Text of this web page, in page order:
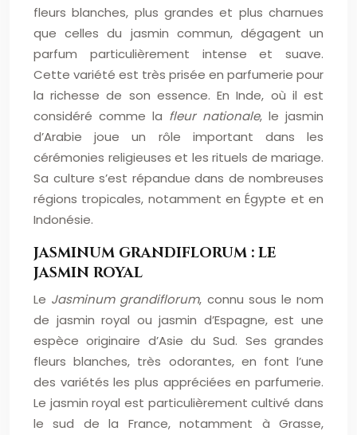
fleurs blanches, plus grandes et plus charnues
que celles du jasmin commun, dégagent un
parfum particulièrement intense et suave.
Cette variété est très prisée en parfumerie pour
la richesse de son essence. En Inde, où il est
considéré comme la fleur nationale, le jasmin
d’Arabie joue un rôle important dans les
cérémonies religieuses et les rituels de mariage.
Sa culture s’est répandue dans de nombreuses
régions tropicales, notamment en Égypte et en
Indonésie.
JASMINUM GRANDIFLORUM : LE
JASMIN ROYAL
Le Jasminum grandiflorum, connu sous le nom
de jasmin royal ou jasmin d’Espagne, est une
espèce originaire d’Asie du Sud. Ses grandes
fleurs blanches, très odorantes, en font l’une
des variétés les plus appréciées en parfumerie.
Le jasmin royal est particulièrement cultivé dans
le sud de la France, notamment à Grasse,